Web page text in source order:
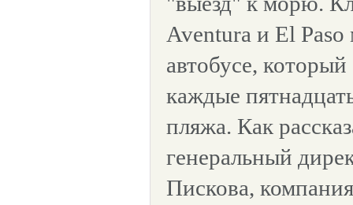
Aventura и El
автобусе, который
каждые
пляжа. Как
генеральный
Пискова,